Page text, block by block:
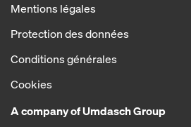
Mentions légales
Protection des données
Conditions générales
Cookies
A company of Umdasch Group